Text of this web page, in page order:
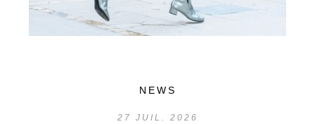
NEWS
27 JUIL. 2026